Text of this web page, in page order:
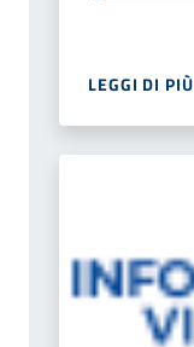
LEGGI DI PIÙ